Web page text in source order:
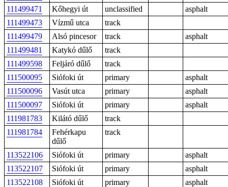
111499471
Kőhegyi út unclassified
asphalt
111499473
Vízmű utca
track
111499479
Alsó pincesor track
asphalt
111499481
Katykó dűlő
track
111499598
Feljáró dűlő
track
111500095
Siófoki út primary
asphalt
111500096
Vasút utca primary
asphalt
111500097
Siófoki út primary
asphalt
111981783
Kilátó dűlő
track
111981784
Fehérkapu
dűlő
track
113522106 Siófoki út primary
asphalt
113522107
Siófoki út primary
asphalt
113522108
Siófoki út primary
asphalt